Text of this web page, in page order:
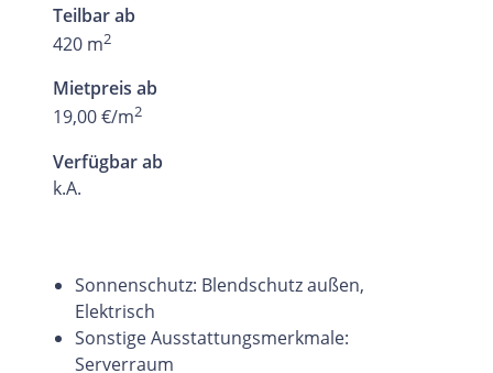
Teilbar ab
420 m2
Mietpreis ab
19,00 €/m2
Verfügbar ab
k.A.
Sonnenschutz: Blendschutz außen,
Elektrisch
Sonstige Ausstattungsmerkmale:
Serverraum